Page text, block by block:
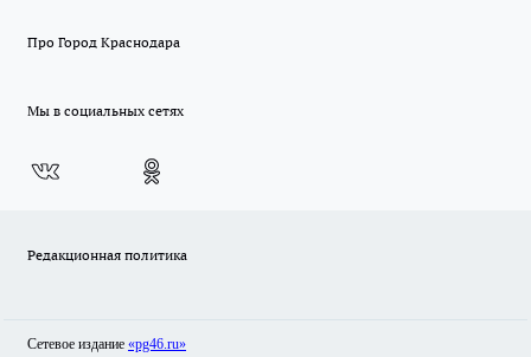
Про Город Краснодара
Мы в социальных сетях
Редакционная политика
Сетевое издание «pg46.ru»